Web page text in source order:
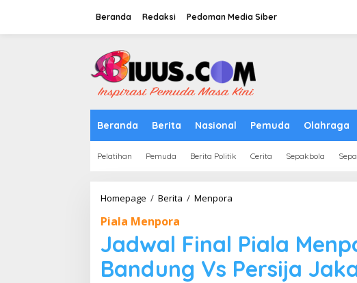
Beranda Redaksi Pedoman Media Siber
Beranda Berita Nasional Pemuda Olahraga
Pelatihan Pemuda Berita Politik Cerita Sepakbola
Homepage / Berita / Menpora
Menpora
2021,
Persib
Bandung
Piala Menpora
Jadwal Final Piala
Bandung Vs Persija